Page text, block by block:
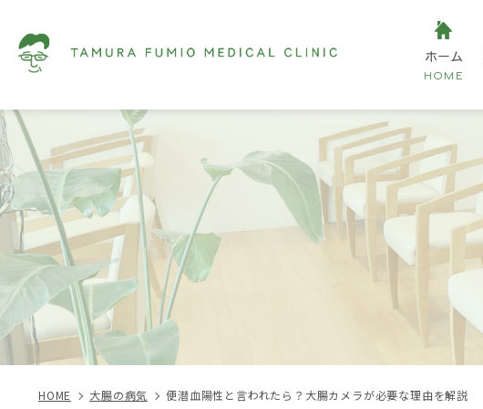
ホーム
HOME
HOME 大腸の病気 便潜血陽性と言われたら？大腸カメラが必要な理由を解説